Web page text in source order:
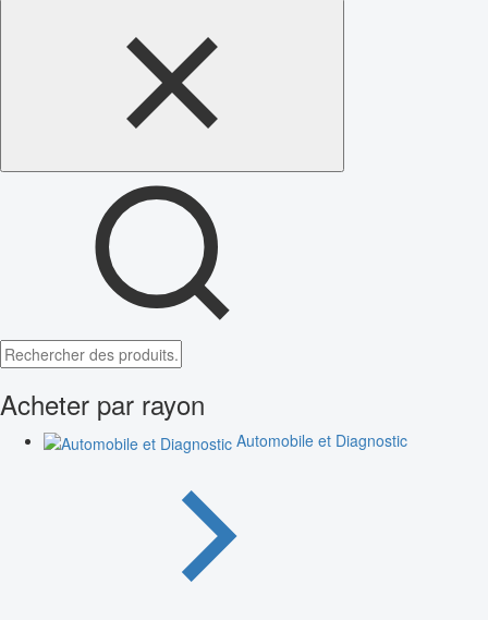
Acheter par rayon
Automobile et Diagnostic